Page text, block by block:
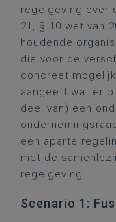
regelgeving over
21, § 10 wet van
houdende
die voor de
concreet
aangeeft wat er
deel van) een
een aparte
met de
regelgeving.
Scenario 1: